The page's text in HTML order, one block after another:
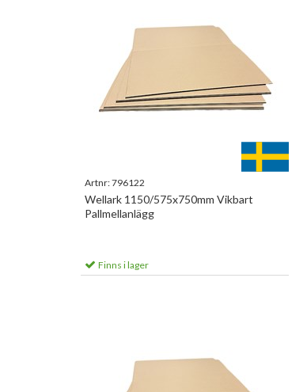
Artnr:796122
Wellark 1150/575x750mm Vikbart
Pallmellanlägg
Finns i lager